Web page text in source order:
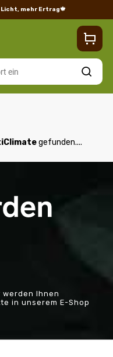
Licht, mehr Ertrag🍁
Suchen
gefunden....
werden Ihnen
in unserem E-Shop